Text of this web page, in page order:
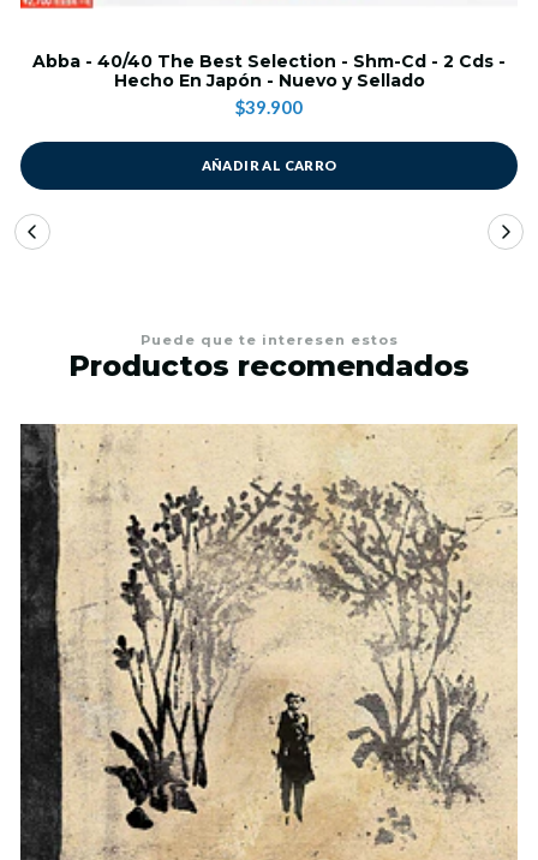
Abba - 40/40 The Best Selection - Shm-Cd - 2 Cds -
Hecho En Japón - Nuevo y Sellado
$39.900
AÑADIR AL CARRO
Puede que te interesen estos
Productos recomendados